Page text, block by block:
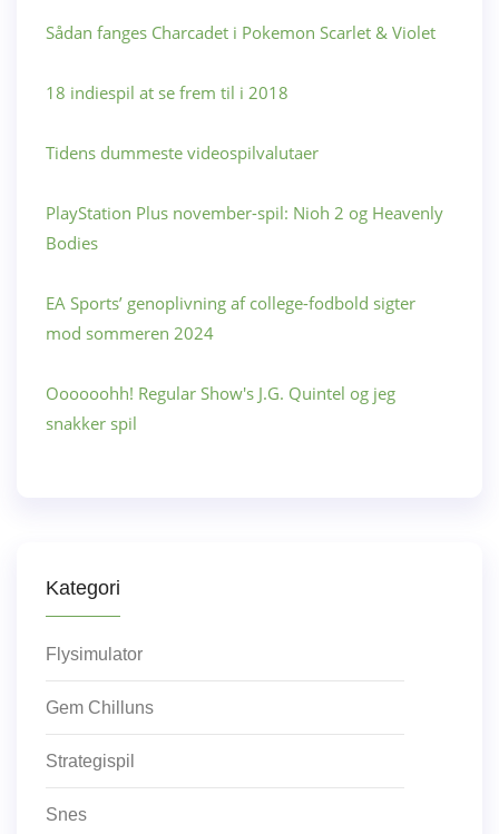
Sådan fanges Charcadet i Pokemon Scarlet & Violet
18 indiespil at se frem til i 2018
Tidens dummeste videospilvalutaer
PlayStation Plus november-spil: Nioh 2 og Heavenly
Bodies
EA Sports’ genoplivning af college-fodbold sigter
mod sommeren 2024
Oooooohh! Regular Show's J.G. Quintel og jeg
snakker spil
Kategori
Flysimulator
Gem Chilluns
Strategispil
Snes